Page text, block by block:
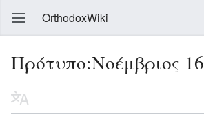
OrthodoxWiki
Πρότυπο:Νοέμβριος 16